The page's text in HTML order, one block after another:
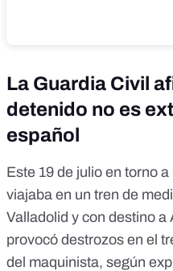
La Guardia Civil
detenido no es
español
Este 19 de julio en torno
viajaba en un tren de
Valladolid y con destino a
provocó destrozos en el
del maquinista, según